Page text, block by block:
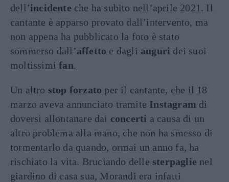
dell’incidente che ha subito nell’aprile 2021. Il
cantante è apparso provato dall’intervento, ma
non appena ha pubblicato la foto è stato
sommerso dall’affetto e dagli auguri dei suoi
moltissimifan.
Un altro stop forzato per il cantante, che il 18
marzo aveva annunciato tramite Instagram di
doversi allontanare dai concerti a causa di un
altro problema alla mano, che non ha smesso di
tormentarlo da quando, ormai un anno fa, ha
rischiato la vita. Bruciando delle sterpaglie nel
giardino di casa sua, Morandi era infatti